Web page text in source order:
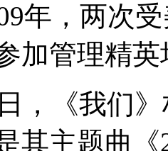
年，两次
加管理精
，《我们
其主题曲